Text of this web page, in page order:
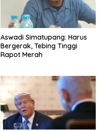
Aswadi Simatupang: Harus
Bergerak, Tebing Tinggi
Rapot Merah